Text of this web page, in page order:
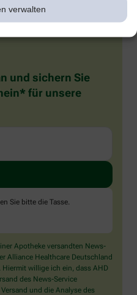
verwalten
und sichern Sie
für unsere
Sie bitte die Tasse.
Apotheke versandten News-
Alliance Healthcare Deutschland
willige ich ein, dass AHD
des News-Service
und die Analyse des